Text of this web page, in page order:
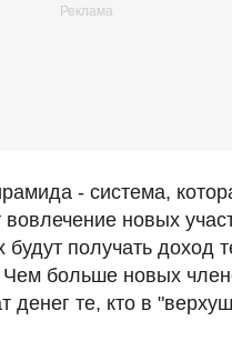
- система,
вовлечение новых
будут получать доход
больше новых
денег те, кто в